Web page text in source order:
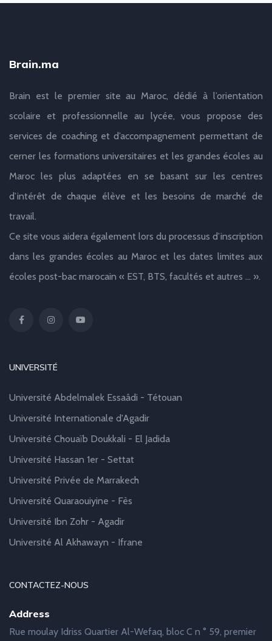
Brain.ma
Brain est le premier site au Maroc, dédié à l’orientation
scolaire et professionnelle au lycée, vous propose des
services de coaching et d’accompagnement permettant de
cerner les formations universitaires et les grandes écoles au
Maroc les plus adaptées en se basant sur les centres
d’intérêt de chaque élève et les besoins de marché de
travail.
Ce site vous aidera également lors du processus d’inscription
dans les grandes écoles au Maroc et les dates limites aux
écoles post-bac marocain « EST, BTS, facultés et autres … ».
UNIVERSITÉ
Université Abdelmalek Essaâdi - Tétouan
Université Internationale d'Agadir
Université Chouaïb Doukkali - El Jadida
Université Hassan 1er - Settat
Université Privée de Marrakech
Université Quaraouiyine - Fès
Université Ibn Zohr - Agadir
Université Al Akhawayn - Ifrane
CONTACTEZ-NOUS
Address
Rue moulay Idriss Quartier Al-Wefaq, bloc C n ° 59, premier